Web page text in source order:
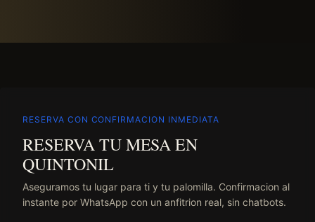
RESERVA CON CONFIRMACION INMEDIATA
RESERVA TU MESA EN
QUINTONIL
Aseguramos tu lugar para ti y tu palomilla. Confirmacion al
instante por WhatsApp con un anfitrion real, sin chatbots.